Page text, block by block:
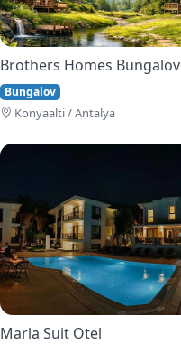
Brothers Homes Bungalov
Bungalov
Konyaalti / Antalya
Marla Suit Otel